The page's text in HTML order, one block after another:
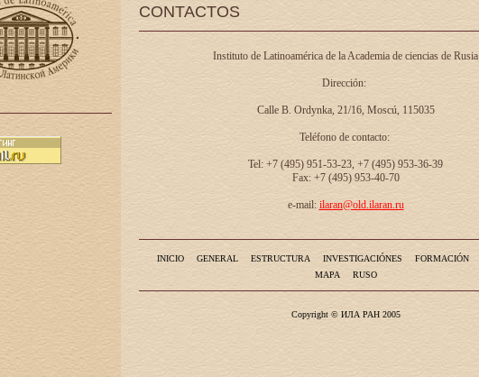
CONTACTOS
Instituto de Latinoamérica de la Academia de ciencias de Rusia
Dirección:
Calle B. Ordynka, 21/16, Moscú, 115035
Teléfono de contacto:
Tel: +7 (495) 951-53-23, +7 (495) 953-36-39
Fax: +7 (495) 953-40-70
e-mail: ilaran@old.ilaran.ru
INICIO GENERAL ESTRUCTURA INVESTIGACIÓNES FORMACIÓN
MAPA
RUSO
Copyright © ИЛА РАН 2005